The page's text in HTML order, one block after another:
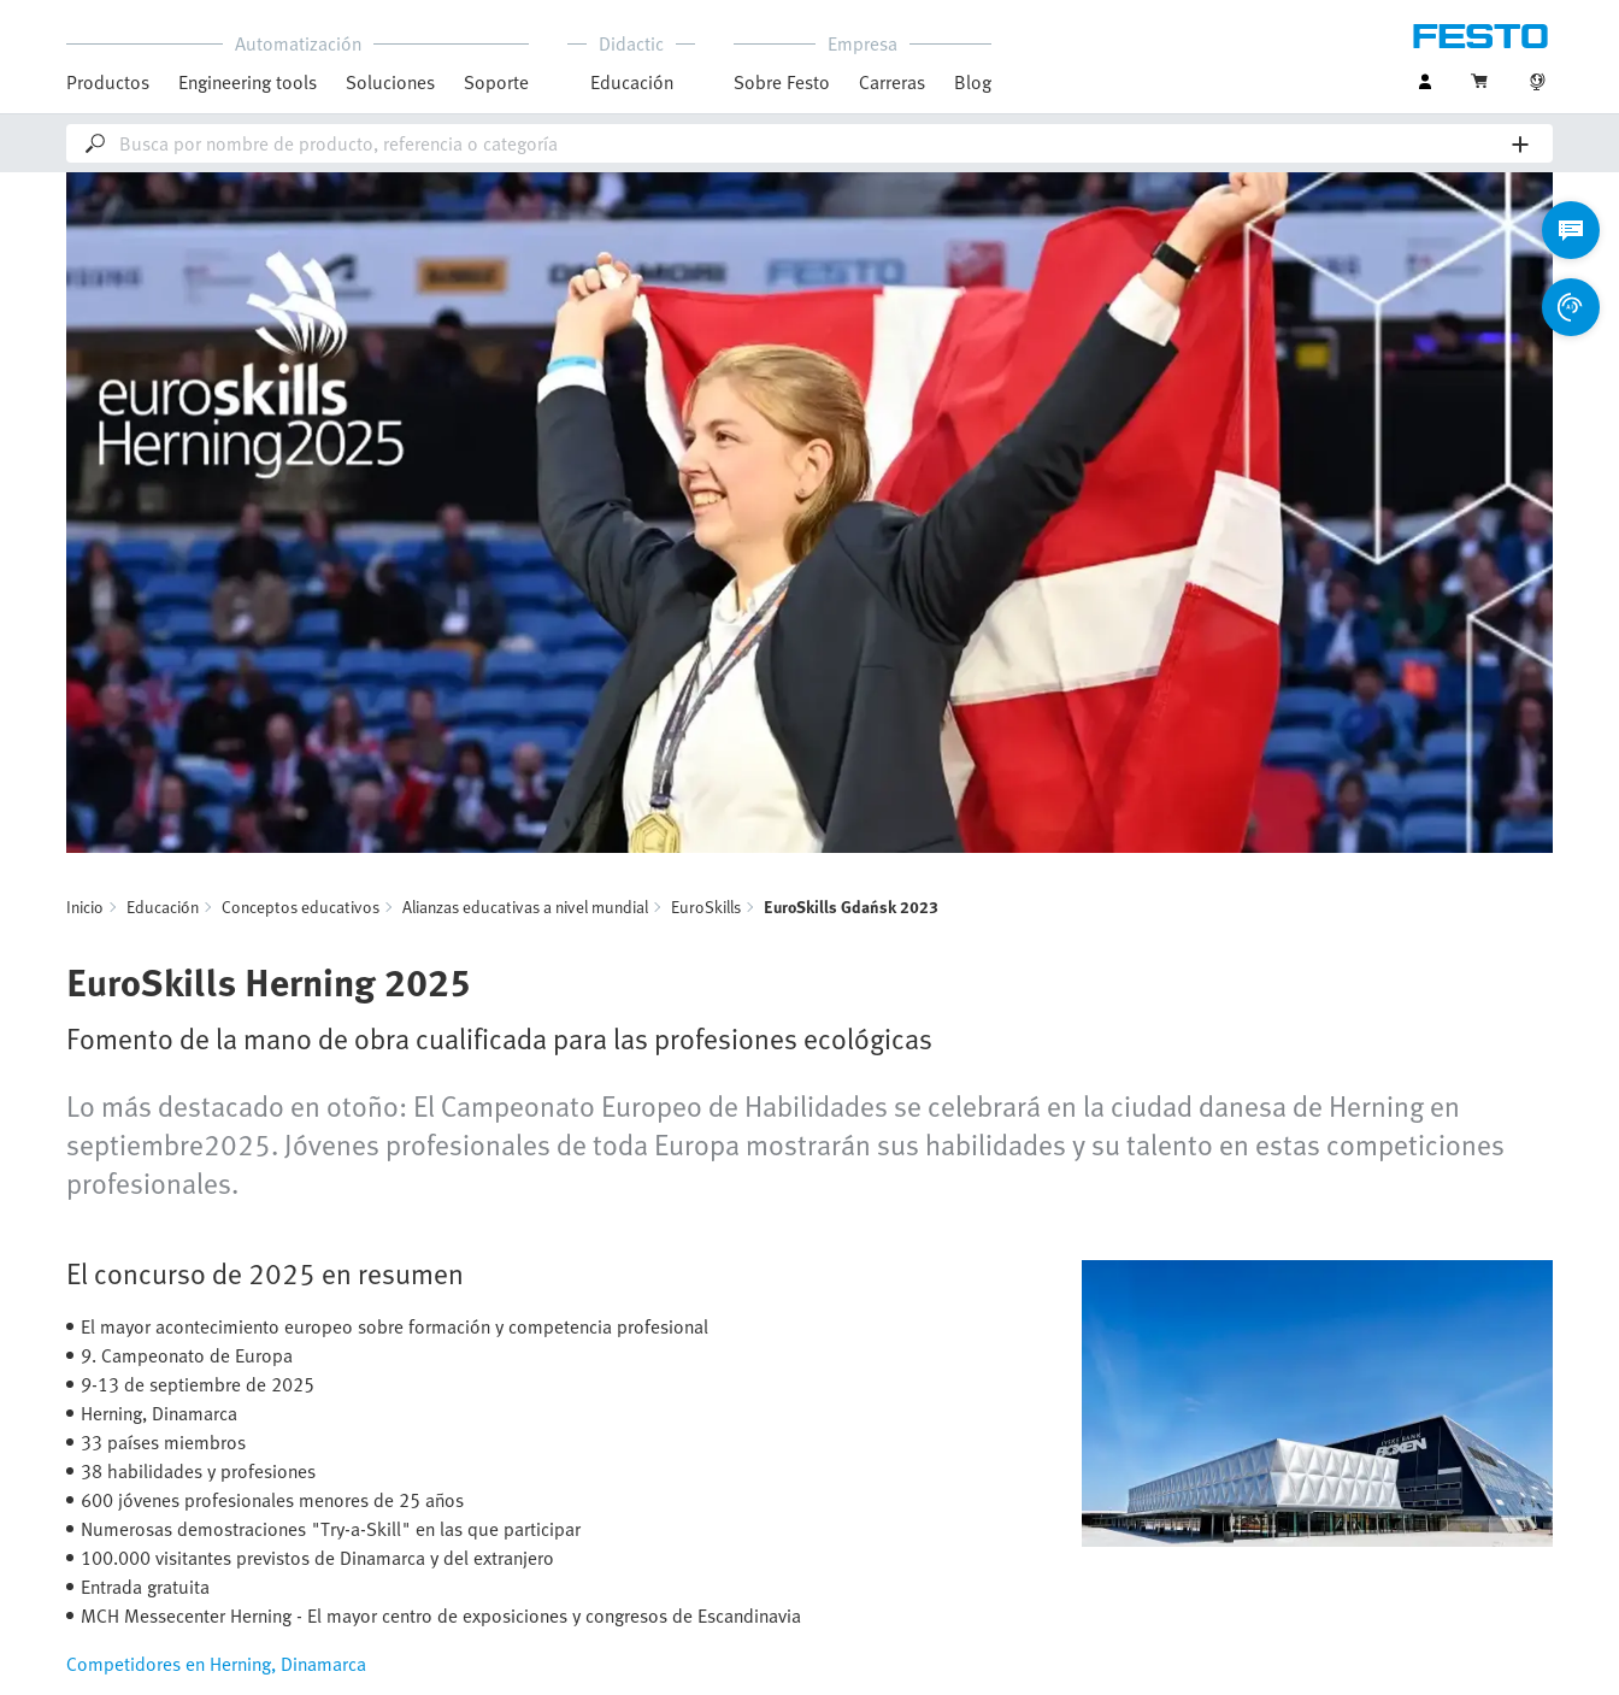
Automatización
Productos
Engineering tools Soluciones Soporte
Didactic
Educación
Empresa
Sobre Festo
Carreras Blog
Inicio Educación Conceptos educativos Alianzas educativas a nivel mundial EuroSkills EuroSkills Gdańsk 2023
EuroSkills Herning 2025
Fomento de la mano de obra cualificada para las profesiones ecológicas
Lo más destacado en otoño: El Campeonato Europeo de Habilidades se celebrará en la ciudad danesa de Herning​ en
septiembre2025. Jóvenes profesionales de toda Europa mostrarán sus habilidades y su talento en estas competiciones
profesionales.
El concurso de 2025 en resumen
El mayor acontecimiento europeo sobre formación y competencia profesional
9. Campeonato de Europa​
9-13 de septiembre de 2025​
Herning, Dinamarca​
33 países miembros​
38 habilidades y profesiones
600 jóvenes profesionales menores de 25 años
Numerosas demostraciones "Try-a-Skill" en las que participar
100.000 visitantes previstos de Dinamarca y del extranjero
Entrada gratuita
MCH Messecenter Herning - El mayor centro de exposiciones y congresos de Escandinavia
Competidores en Herning, Dinamarca